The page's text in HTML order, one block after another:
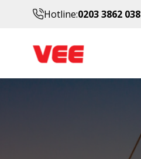
Hotline:0203 3862 038